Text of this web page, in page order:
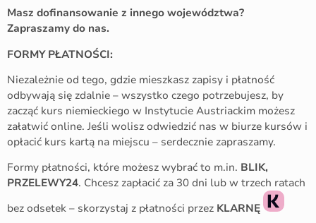
Masz dofinansowanie z innego województwa?
Zapraszamy do nas.
FORMY PŁATNOŚCI:
Niezależnie od tego, gdzie mieszkasz zapisy i płatność
odbywają się zdalnie – wszystko czego potrzebujesz, by
zacząć kurs niemieckiego w Instytucie Austriackim możesz
załatwić online. Jeśli wolisz odwiedzić nas w biurze kursów i
opłacić kurs kartą na miejscu – serdecznie zapraszamy.
Formy płatności, które możesz wybrać to m.in. BLIK,
PRZELEWY24. Chcesz zapłacić za 30 dni lub w trzech ratach
bez odsetek – skorzystaj z płatności przez KLARNĘ